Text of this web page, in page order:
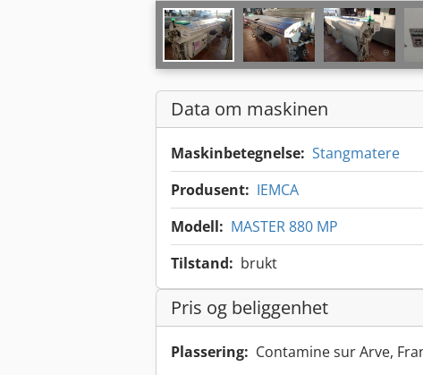
Data om maskinen
Maskinbetegnelse: Stangmatere
Produsent: IEMCA
Modell: MASTER 880 MP
Tilstand: brukt
Pris og beliggenhet
Plassering: Contamine sur Arve,